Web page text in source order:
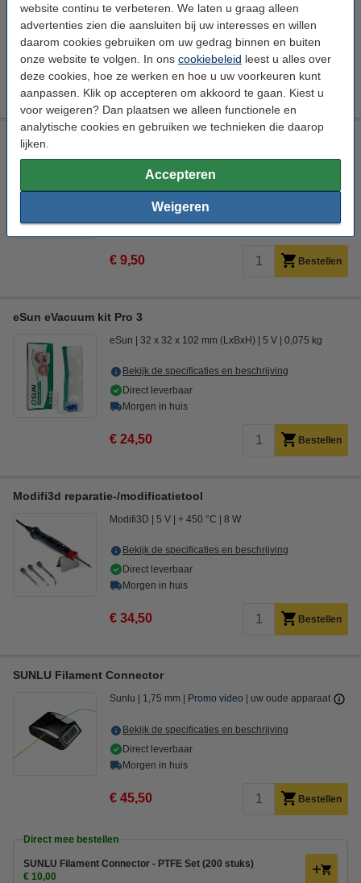
website continu te verbeteren. We laten u graag alleen
advertenties zien die aansluiten bij uw interesses en willen
daarom cookies gebruiken om uw gedrag binnen en buiten
onze website te volgen. In ons cookiebeleid leest u alles over
deze cookies, hoe ze werken en hoe u uw voorkeuren kunt
aanpassen. Klik op accepteren om akkoord te gaan. Kiest u
voor weigeren? Dan plaatsen we alleen functionele en
analytische cookies en gebruiken we technieken die daarop
lijken.
Accepteren
Weigeren
€ 4,95
Direct mee bestellen
Breekmes 18 mm
3D print nabewerking set
123-3D Staal DAR00620
Bekijk de specificaties en beschrijving
Direct leverbaar
Morgen in huis
€ 9,50 Bestellen
eSun eVacuum kit Pro 3
eSun 32 x 32 x 102 mm (LxBxH) 5 V 0,075 kg
Bekijk de specificaties en beschrijving
Direct leverbaar
Morgen in huis
€ 24,50 Bestellen
Modifi3d reparatie-/modificatietool
Modifi3D 5 V + 450 °C 8 W
Bekijk de specificaties en beschrijving
Direct leverbaar
Morgen in huis
€ 34,50 Bestellen
SUNLU Filament Connector
Sunlu 1,75 mm Promo video uw oude apparaat
Bekijk de specificaties en beschrijving
Direct leverbaar
Morgen in huis
€ 45,50 Bestellen
Direct mee bestellen
SUNLU Filament Connector - PTFE Set (200 stuks)
€ 10,00